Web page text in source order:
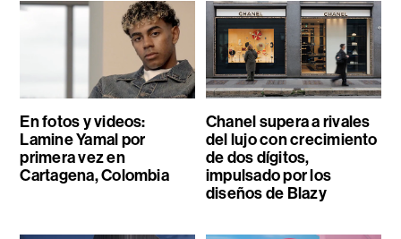
En fotos y videos:
Lamine Yamal por
primera vez en
Cartagena, Colombia
Chanel supera a rivales
del lujo con crecimiento
de dos dígitos,
impulsado por los
diseños de Blazy